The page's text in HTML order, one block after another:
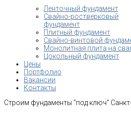
Ленточный фундамент
Свайно-ростверковый
фундамент
Плитный фундамент
Свайно-винтовой
Монолитная плита на
Цокольный фундамент
Цены
Портфолио
Вакансии
Контакты
Строим фундаменты "под ключ"